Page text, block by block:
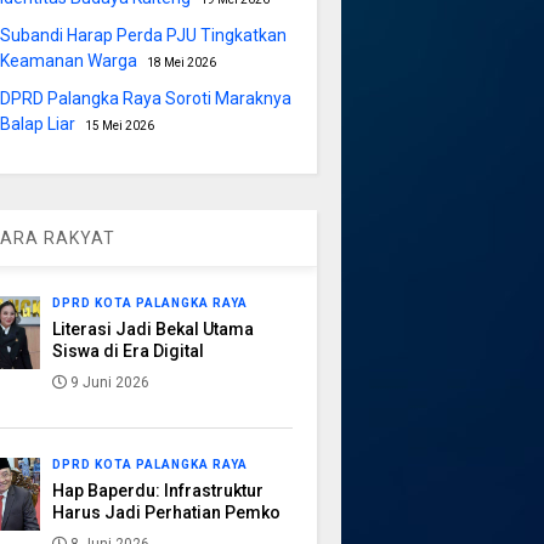
Subandi Harap Perda PJU Tingkatkan
Keamanan Warga
18 Mei 2026
DPRD Palangka Raya Soroti Maraknya
Balap Liar
15 Mei 2026
RAKYAT
DPRD KOTA PALANGKA RAYA
Literasi Jadi Bekal Utama
Siswa di Era Digital
9 Juni 2026
DPRD KOTA PALANGKA RAYA
Hap Baperdu: Infrastruktur
Harus Jadi Perhatian Pemko